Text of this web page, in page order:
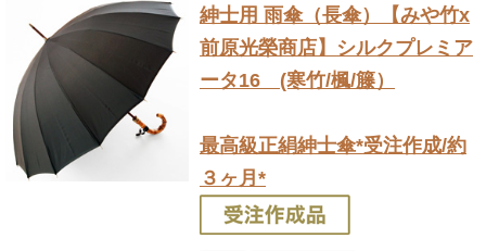
紳士用 雨傘（長傘）
【みや竹x
前原光榮商店】シルクプレミア
ータ16 (寒竹/楓/籐）
最高級正絹紳士傘*受注作成/約
３ヶ月*